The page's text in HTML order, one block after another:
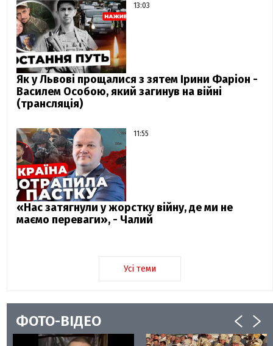
13:03
Як у Львові прощалися з зятем Ірини Фаріон -
Василем Особою, який загинув на війні
(трансляція)
11:55
«Нас затягнули у жорстку війну, де ми не
маємо переваги», - Чалий
Усі теми
ФОТО-ВІДЕО